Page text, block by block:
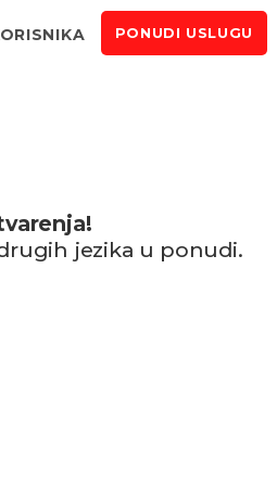
PONUDI USLUGU
jezika u ponudi.